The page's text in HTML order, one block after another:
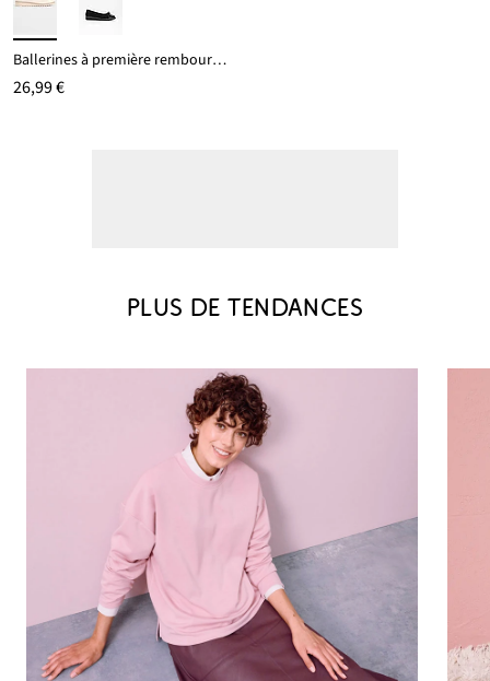
Ballerines à première rembourrée
26,99 €
PLUS DE TENDANCES